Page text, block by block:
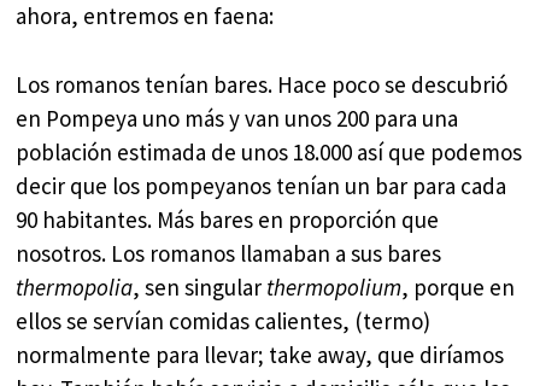
ahora, entremos en faena:
Los romanos tenían bares. Hace poco se descubrió
en Pompeya uno más y van unos 200 para una
población estimada de unos 18.000 así que podemos
decir que los pompeyanos tenían un bar para cada
90 habitantes. Más bares en proporción que
nosotros. Los romanos llamaban a sus bares
thermopolia, sen singular thermopolium, porque en
ellos se servían comidas calientes, (termo)
normalmente para llevar; take away, que diríamos